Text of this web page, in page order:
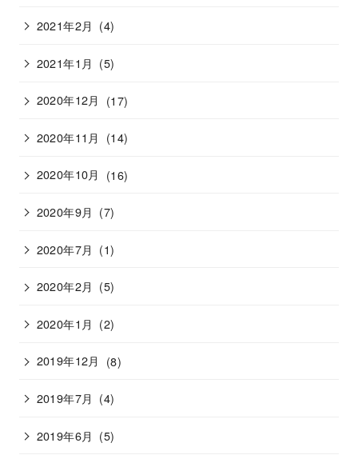
2021年2月 (4)
2021年1月 (5)
2020年12月 (17)
2020年11月 (14)
2020年10月 (16)
2020年9月 (7)
2020年7月 (1)
2020年2月 (5)
2020年1月 (2)
2019年12月 (8)
2019年7月 (4)
2019年6月 (5)